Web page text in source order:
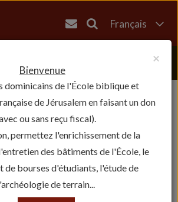
Français
עברית
×
Bienvenue
dominicains de l'École biblique et
de Jérusalem en faisant un don
ou sans reçu fiscal).
permettez l'enrichissement de la
des bâtiments de l'École, le
de bourses d'étudiants, l'étude de
de terrain...